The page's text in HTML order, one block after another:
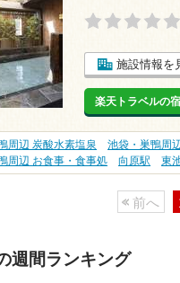
施設情報を
楽天トラベルの
周辺 炭酸水素塩泉 池袋・巣鴨周
周辺 お食事・食事処
向原駅 東
前へ
週間ランキング